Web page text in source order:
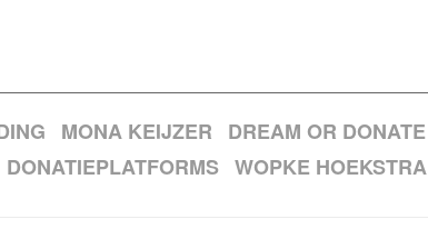
MONA KEIJZER
DREAM OR DONATE
DONATIEPLATFORMS WOPKE HOEKSTRA